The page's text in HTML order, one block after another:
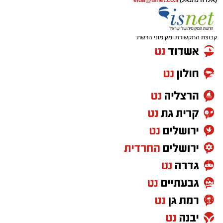
מודעת האבל | מתוך פייסבוק
ההספד הספרדי בהר המנוחות שבגבעת שאול,
שם גם ייטמן.
קבוצת התקשורת ומקומוני הרשת: